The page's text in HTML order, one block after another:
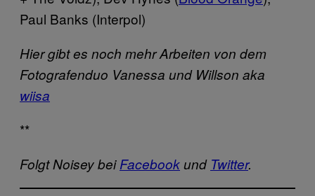
Paul Banks (Interpol)
Hier gibt es noch mehr Arbeiten von dem
Fotografenduo Vanessa und Willson aka
wiisa
**
Folgt Noisey beiFacebookund Twitter.